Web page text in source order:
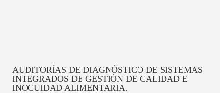
AUDITORÍAS DE DIAGNÓSTICO DE SISTEMAS
INTEGRADOS DE GESTIÓN DE CALIDAD E
INOCUIDAD ALIMENTARIA.